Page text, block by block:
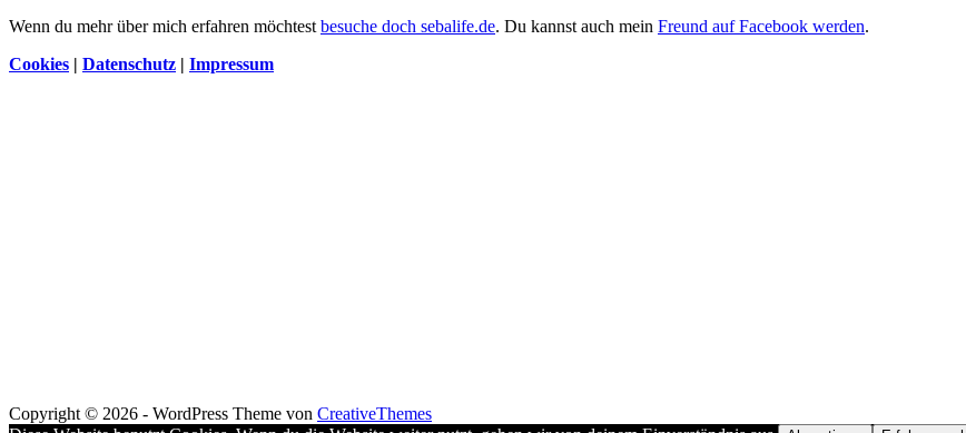
Wenn du mehr über mich erfahren möchtest besuche doch sebalife.de. Du kannst auch mein Freund auf Facebook werden.
Cookies | Datenschutz | Impressum
Copyright © 2026 - WordPress Theme von CreativeThemes